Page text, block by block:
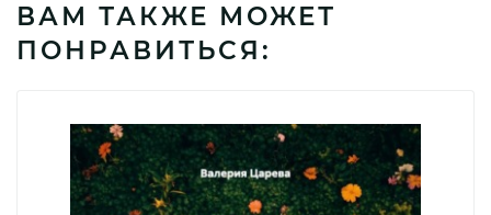
ВАМ ТАКЖЕ МОЖЕТ
ПОНРАВИТЬСЯ: